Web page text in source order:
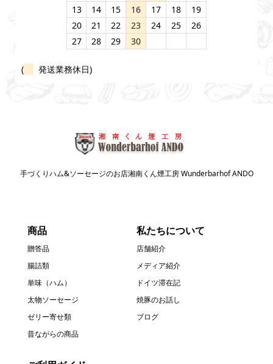
13
14 15 16 17 18
19
20
21 22 23 24 25
26
27
28 29 30
( 発送業務休日)
手づくりハム&ソーセージのお店湘南くん煙工房 Wunderbarhof ANDO
商品
贈答品
腸詰類
単味（ハム）
太物ソーセージ
ゼリー寄せ類
昔ながらの商品
私たちについて
店舗紹介
メディア紹介
ドイツ滞在記
焼豚のお話し
ブログ